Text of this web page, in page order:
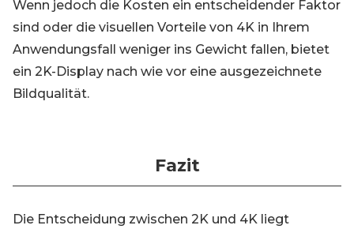
Wenn jedoch die Kosten ein entscheidender Faktor
sind oder die visuellen Vorteile von 4K in Ihrem
Anwendungsfall weniger ins Gewicht fallen, bietet
ein 2K-Display nach wie vor eine ausgezeichnete
Bildqualität.
Fazit
Die Entscheidung zwischen 2K und 4K liegt